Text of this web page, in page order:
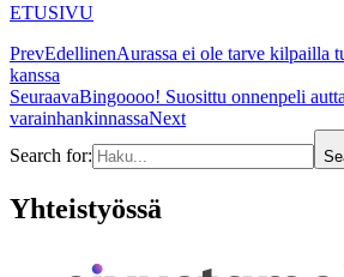
ETUSIVU
PrevEdellinenAurassa ei ole tarve kilpailla
kanssa
SeuraavaBingoooo! Suosittu onnenpeli
varainhankinnassaNext
Search for:
Yhteistyössä